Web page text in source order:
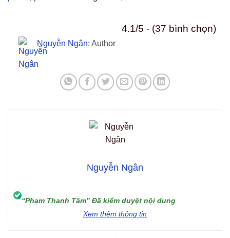
4.1/5 - (37 bình chọn)
Nguyễn Ngân: Author
Nguyễn Ngân
“Phạm Thanh Tâm” Đã kiểm duyệt nội dung
Xem thêm thông tin